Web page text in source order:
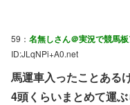
59： 名無しさん＠実況で競馬板
ID:JLqNPi+A0.net
馬運車入ったことある
4頭くらいまとめて運